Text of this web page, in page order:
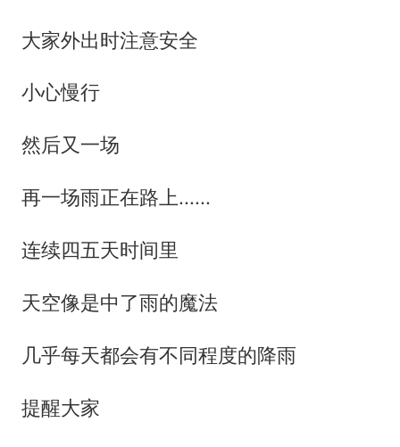
大家外出时注意安全
小心慢行
然后又一场
再一场雨正在路上......
连续四五天时间里
天空像是中了雨的魔法
几乎每天都会有不同程度的降雨
提醒大家